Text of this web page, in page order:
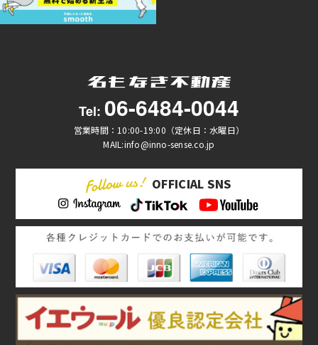
Tel: 06-6484-0044
営業時間：10:00-19:00（定休日：水曜日）
MAIL:info@inno-sense.co.jp
OFFICIAL SNS